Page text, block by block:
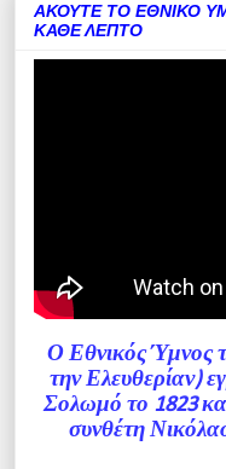
ΑΚΟΥΤΕ ΤΟ ΕΘΝΙΚΟ
ΚΑΘΕ ΛΕΠΤΟ
Ο Εθνικός Ύμνος
την Ελευθερίαν)
Σολωμό το 1823
συνθέτη